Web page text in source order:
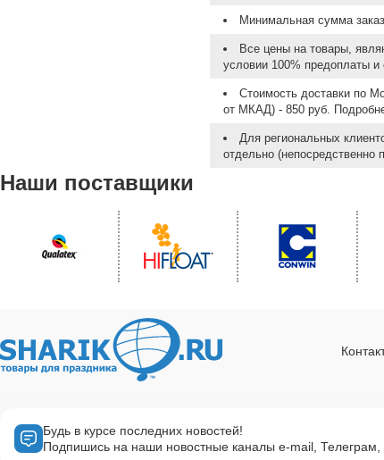
Минимальная сумма
Все цены на товары,
условии 100% предоплаты и
Стоимость доставки по
от МКАД) - 850 руб.
Для региональных
отдельно (непосредственно
Наши поставщики
Будь в курсе последних новостей!
Подпишись на наши новостные каналы e-mail, Телеграм,